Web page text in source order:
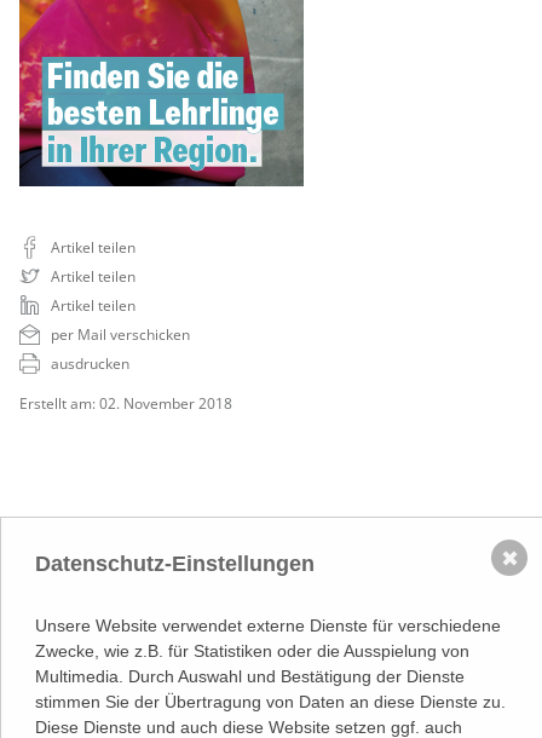
Artikel teilen
Artikel teilen
Artikel teilen
per Mail verschicken
ausdrucken
Erstellt am: 02. November 2018
Adresse
Lassallestraße 7a, Unit 5, Top 101-
1
1020 Wien
(–>Google Maps)
Datenschutz-Einstellungen
Unsere Website verwendet externe Dienste für verschiedene
Zwecke, wie z.B. für Statistiken oder die Ausspielung von
Multimedia. Durch Auswahl und Bestätigung der Dienste
stimmen Sie der Übertragung von Daten an diese Dienste zu.
Diese Dienste und auch diese Website setzen ggf. auch
✖